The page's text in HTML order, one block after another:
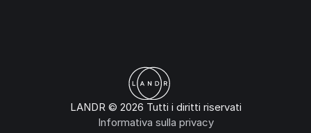
LANDR © 2026 Tutti i diritti riservati
Informativa sulla privacy